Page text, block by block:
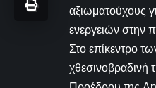
αξιωματούχους
ενεργειών στην
Στο επίκεντρο
χθεσινοβραδινή